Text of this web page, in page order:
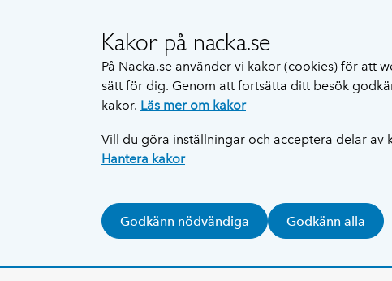
Kakor på nacka.se
På Nacka.se använder vi kakor (cookies) för att
sätt för dig. Genom att fortsätta ditt besök
kakor. Läs mer om kakor
Vill du göra inställningar och acceptera delar av
Hantera kakor
Godkänn nödvändiga Godkänn alla